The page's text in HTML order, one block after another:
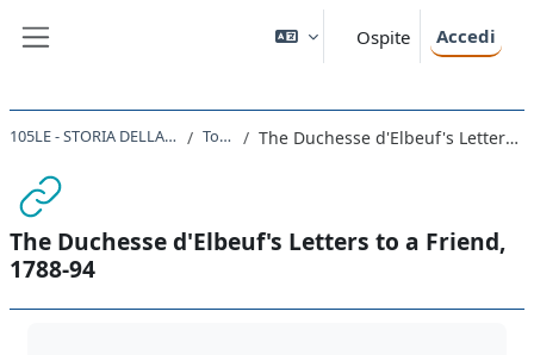
Ospite Accedi
105LE - STORIA DELLA FRANCIA 2021 Topic 49 The Duchesse d'Elbeuf's Letters to a Friend, 1788-94
The Duchesse d'Elbeuf's Letters to a Friend,
1788-94